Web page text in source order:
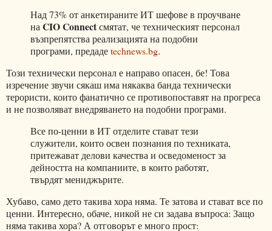
Над 73% от анкетираните ИТ шефове в проучване
наCIO Connectсмятат, че техническият персонал
възпрепятства реализацията на подобни
програми, предадеtechnews.bg.
Този технически персонал е направо опасен, бе! Това
изречение звучи сякаш има някаква банда технически
терористи, които фанатично се противопоставят на прогреса
и не позволяват внедряването на подобни програми.
Все по-ценни в ИТ отделите стават тези
служители, които освен познания по техниката,
притежават делови качества и осведоменост за
дейността на компаниите, в които работят,
твърдят мениджърите.
Хубаво, само дето такива хора няма. Те затова и стават все по
ценни. Интересно, обаче, никой не си задава въпроса: Защо
няма такива хора? А отговорът е много прост: